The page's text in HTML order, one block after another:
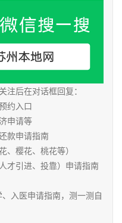
注后在对话框回复：
约入口
申请等
款申请指南
、樱花、桃花等）
才引进、投靠）申请指南
入医申请指南，测一测自